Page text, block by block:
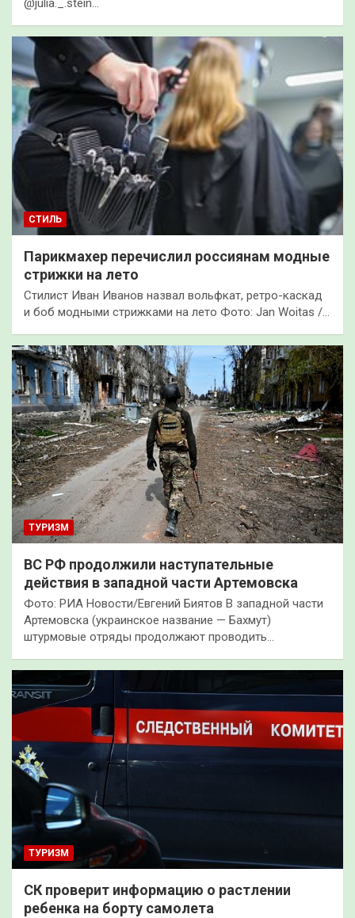
@julia._.stein…
СТИЛЬ
Парикмахер перечислил россиянам модные
стрижки на лето
Стилист Иван Иванов назвал вольфкат, ретро-каскад
и боб модными стрижками на лето Фото: Jan Woitas /…
ТУРИЗМ
ВС РФ продолжили наступательные
действия в западной части Артемовска
Фото: РИА Новости/Евгений Биятов В западной части
Артемовска (украинское название — Бахмут)
штурмовые отряды продолжают проводить…
ТУРИЗМ
СК проверит информацию о растлении
ребенка на борту самолета